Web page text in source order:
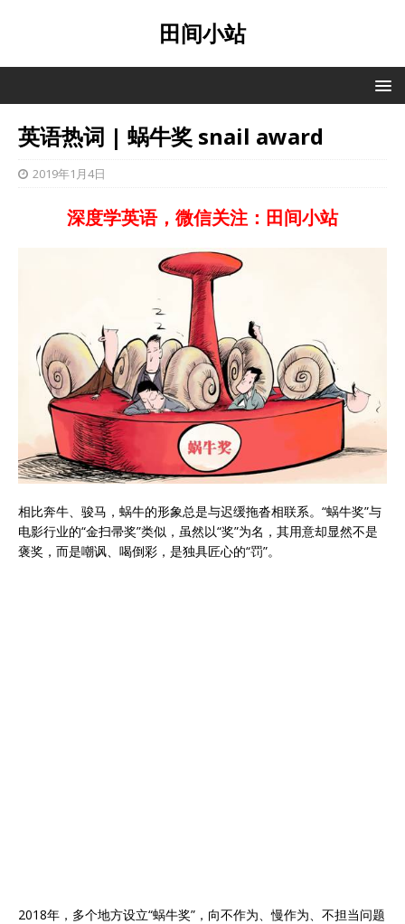
田间小站
英语热词 | 蜗牛奖 snail award
2019年1月4日
深度学英语，微信关注：田间小站
相比奔牛、骏马，蜗牛的形象总是与迟缓拖沓相联系。“蜗牛奖”与
电影行业的“金扫帚奖”类似，虽然以“奖”为名，其用意却显然不是
褒奖，而是嘲讽、喝倒彩，是独具匠心的“罚”。
2018年，多个地方设立“蜗牛奖”，向不作为、慢作为、不担当问题